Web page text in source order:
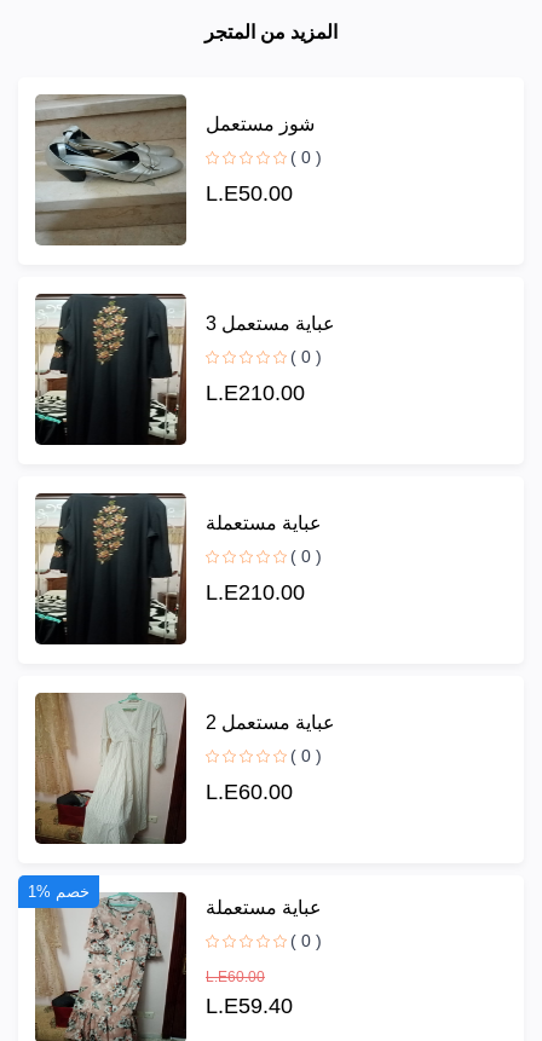
المزيد من المتجر
شوز مستعمل
( 0 )
L.E50.00
عباية مستعمل 3
( 0 )
L.E210.00
عباية مستعملة
( 0 )
L.E210.00
عباية مستعمل 2
( 0 )
L.E60.00
1% خصم
عباية مستعملة
( 0 )
L.E60.00
L.E59.40